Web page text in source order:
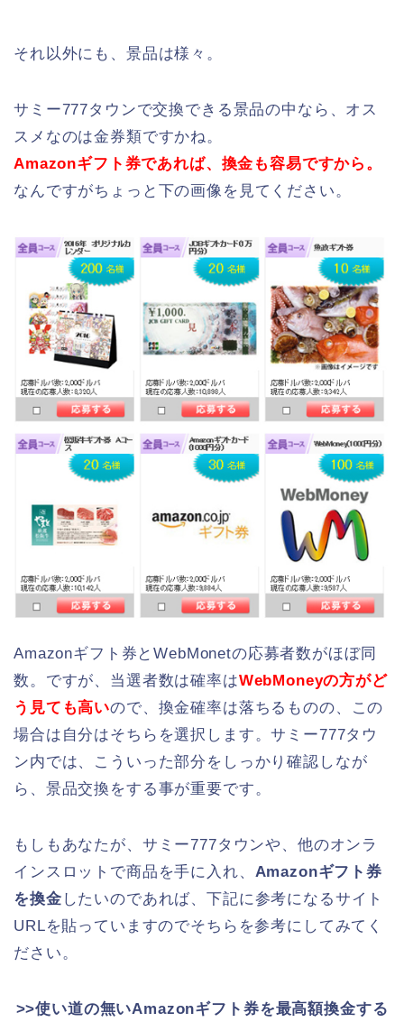
それ以外にも、景品は様々。
サミー777タウンで交換できる景品の中なら、オス
スメなのは金券類ですかね。
Amazonギフト券であれば、換金も容易ですから。
なんですがちょっと下の画像を見てください。
Amazonギフト券とWebMonetの応募者数がほぼ同
数。ですが、当選者数は確率はWebMoneyの方がど
う見ても高いので、換金確率は落ちるものの、この
場合は自分はそちらを選択します。サミー777タウ
ン内では、こういった部分をしっかり確認しなが
ら、景品交換をする事が重要です。
もしもあなたが、サミー777タウンや、他のオンラ
インスロットで商品を手に入れ、 Amazonギフト券
を換金 したいのであれば、下記に参考になるサイト
URLを貼っていますのでそちらを参考にしてみてく
ださい。
>>使い道の無いAmazonギフト券を最高額換金する